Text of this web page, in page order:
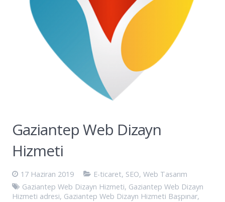
Gaziantep Web Dizayn
Hizmeti
17 Haziran 2019 E-ticaret, SEO, Web Tasarım
Gaziantep Web Dizayn Hizmeti, Gaziantep Web Dizayn
Hizmeti adresi, Gaziantep Web Dizayn Hizmeti Başpınar,